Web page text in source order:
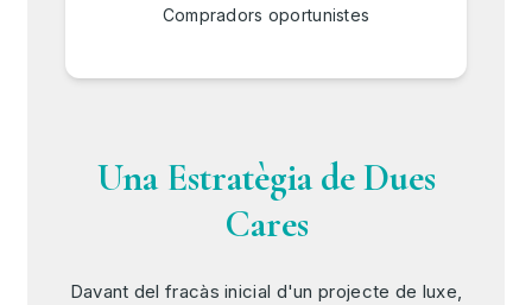
Compradors oportunistes
Una Estratègia de Dues
Cares
Davant del fracàs inicial d'un projecte de luxe,